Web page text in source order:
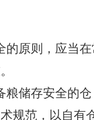
原则，应当
储存安全的
规范，以自有